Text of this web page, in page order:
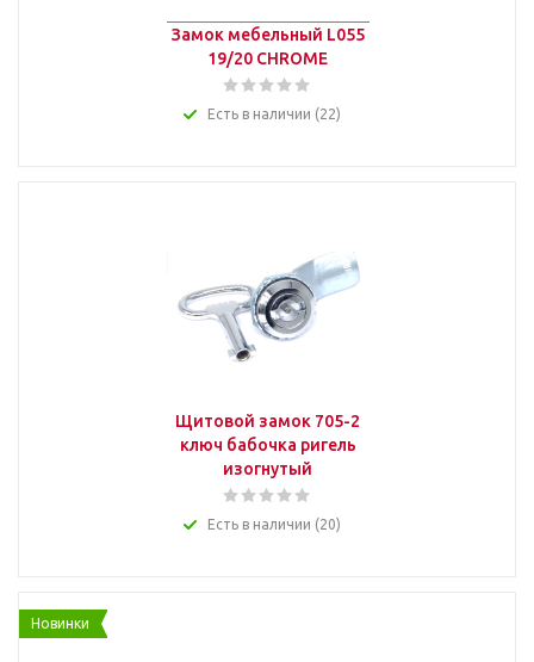
Замок мебельный L055
19/20 CHROME
Есть в наличии (22)
Щитовой замок 705-2
ключ бабочка ригель
изогнутый
Есть в наличии (20)
Новинки